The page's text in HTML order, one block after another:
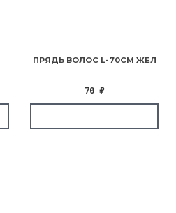
ПРЯДЬ ВОЛОС L-70СМ ЖЕЛ
70 ₽